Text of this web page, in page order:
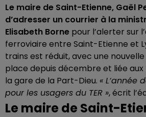
Le maire de Saint-Etienne, Gaël
d’adresser un courrier à la
Elisabeth Borne pour l’alerter sur
ferroviaire entre Saint-Etienne et
trains est réduit, avec une
place depuis décembre et liée
la gare de la Part-Dieu. « L’année
pour les usagers du TER », écrit
Le maire de Saint-